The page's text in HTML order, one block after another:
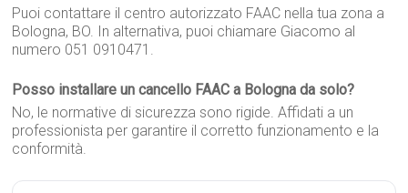
Puoi contattare il centro autorizzato FAAC nella tua zona a
Bologna, BO. In alternativa, puoi chiamare Giacomo al
numero 051 0910471.
Posso installare un cancello FAAC a Bologna da solo?
No, le normative di sicurezza sono rigide. Affidati a un
professionista per garantire il corretto funzionamento e la
conformità.